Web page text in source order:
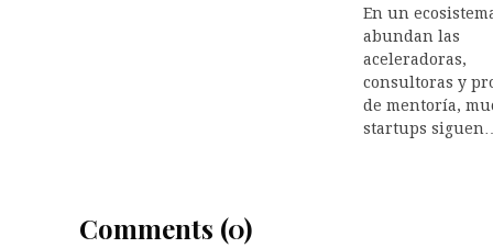
En un
abundan las
aceleradoras,
consultoras y
de mentoría,
startups
Comments (0)